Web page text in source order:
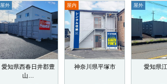
屋外
愛知県西春日井郡豊
山…
屋内
神奈川県平塚市
屋外
愛知県